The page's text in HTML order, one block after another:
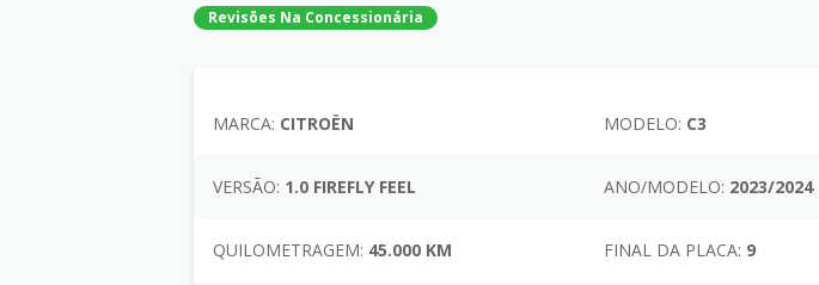
Revisões Na Concessionária
MARCA: CITROËN MODELO: C3
VERSÃO: 1.0 FIREFLY FEEL ANO/MODELO: 2023/2024
QUILOMETRAGEM: 45.000 KM FINAL DA PLACA: 9